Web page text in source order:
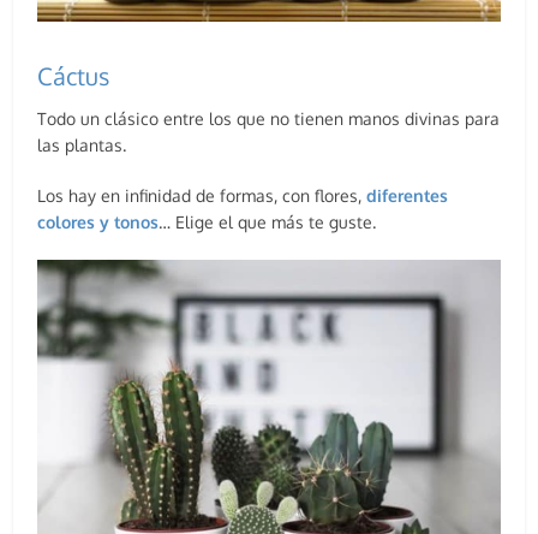
Cáctus
Todo un clásico entre los que no tienen manos divinas para
las plantas.
Los hay en infinidad de formas, con flores,diferentes
colores y tonos… Elige el que más te guste.